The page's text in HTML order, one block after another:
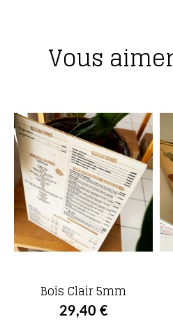
Vous
Bois Clair 5mm
29,40 €